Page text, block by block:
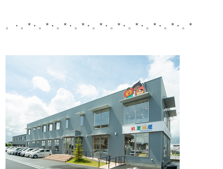
。・。*・。*・。*・。*・。*・。*・。*・。*・。*・。*